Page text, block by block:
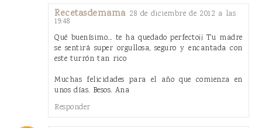
Recetasdemama 28 de diciembre de 2012 a las
19:48
Qué buenísimo... te ha quedado perfecto¡¡ Tu madre
se sentirá super orgullosa, seguro y encantada con
este turrón tan rico
Muchas felicidades para el año que comienza en
unos días. Besos. Ana
Responder